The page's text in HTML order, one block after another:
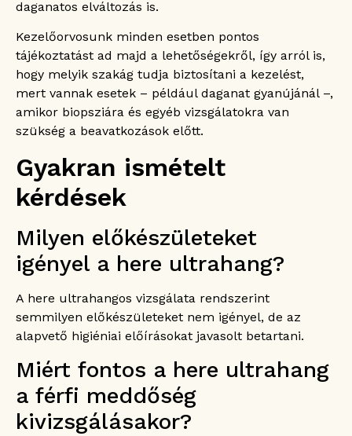
daganatos elváltozás is.
Kezelőorvosunk minden esetben pontos
tájékoztatást ad majd a lehetőségekről, így arról is,
hogy melyik szakág tudja biztosítani a kezelést,
mert vannak esetek – például daganat gyanújánál –,
amikor biopsziára és egyéb vizsgálatokra van
szükség a beavatkozások előtt.
Gyakran ismételt
kérdések
Milyen előkészületeket
igényel a here ultrahang?
A here ultrahangos vizsgálata rendszerint
semmilyen előkészületeket nem igényel, de az
alapvető higiéniai előírásokat javasolt betartani.
Miért fontos a here ultrahang
a férfi meddőség
kivizsgálásakor?